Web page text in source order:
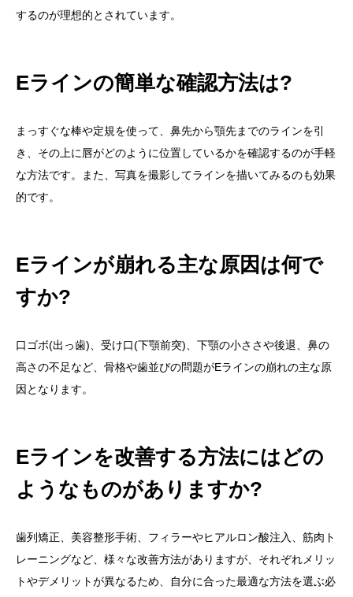
するのが理想的とされています。
Eラインの簡単な確認方法は?
まっすぐな棒や定規を使って、鼻先から顎先までのラインを引
き、その上に唇がどのように位置しているかを確認するのが手軽
な方法です。また、写真を撮影してラインを描いてみるのも効果
的です。
Eラインが崩れる主な原因は何で
すか?
口ゴボ(出っ歯)、受け口(下顎前突)、下顎の小ささや後退、鼻の
高さの不足など、骨格や歯並びの問題がEラインの崩れの主な原
因となります。
Eラインを改善する方法にはどの
ようなものがありますか?
歯列矯正、美容整形手術、フィラーやヒアルロン酸注入、筋肉ト
レーニングなど、様々な改善方法がありますが、それぞれメリッ
トやデメリットが異なるため、自分に合った最適な方法を選ぶ必